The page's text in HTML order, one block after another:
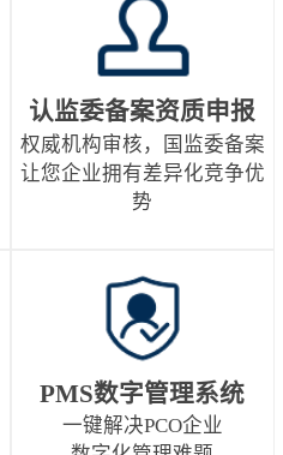
认监委备案资质申报
权威机构审核，国监委备案
让您企业拥有差异化竞争优
势
PMS数字管理系统
一键解决PCO企业